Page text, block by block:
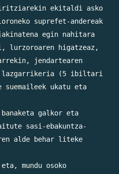
ekitaldi asko
suprefet-andereak
egin nahitara
lurzoroaren higatzeaz,
jendartearen
lazgarrikeria (5 ibiltari
ukatu eta
banaketa galkor eta
sasi-ebakuntza-
alde behar liteke
mundu osoko